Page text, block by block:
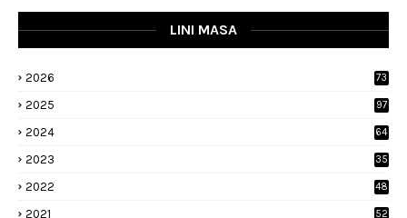
LINI MASA
2026 73
2025 97
2024 64
2023
35
2022
48
2021 52